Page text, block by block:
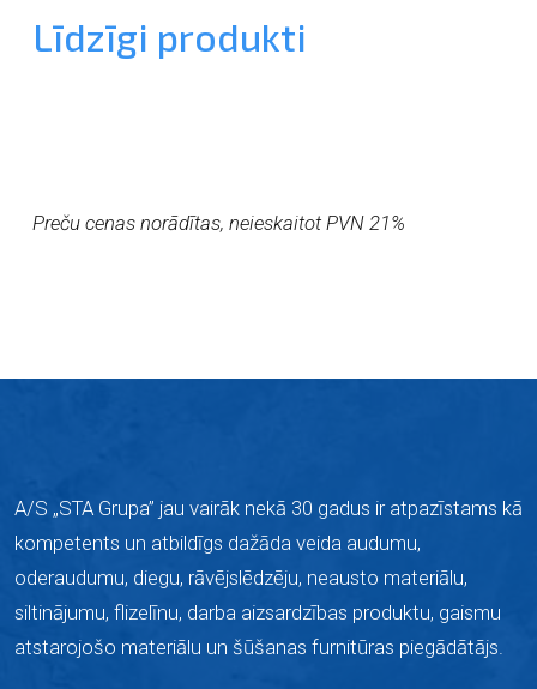
Līdzīgi produkti
Preču cenas norādītas, neieskaitot PVN 21%
A/S „STA Grupa” jau vairāk nekā 30 gadus ir atpazīstams kā
kompetents un atbildīgs dažāda veida audumu,
oderaudumu, diegu, rāvējslēdzēju, neausto materiālu,
siltinājumu, flizelīnu, darba aizsardzības produktu, gaismu
atstarojošo materiālu un šūšanas furnitūras piegādātājs.